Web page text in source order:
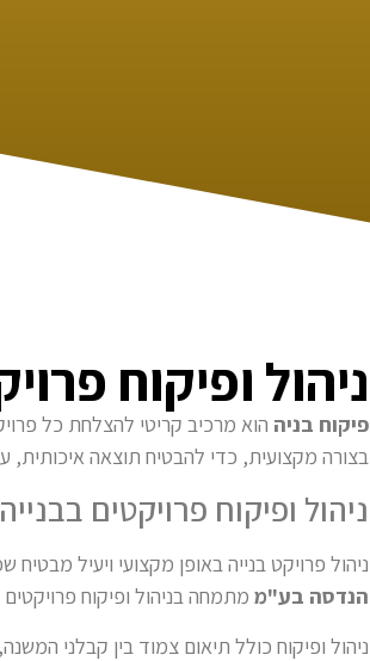
ניהול ופיקוח
פיקוח בניה הוא מרכיב קריטי להצלחת כל
בצורה מקצועית, כדי להבטיח תוצאה איכותית,
ניהול ופיקוח פרויקטים
ניהול פרויקט בנייה באופן מקצועי ויעיל
הנדסה בע"מ מתמחה בניהול ופיקוח
ניהול ופיקוח כולל תיאום צמוד בין קבלני